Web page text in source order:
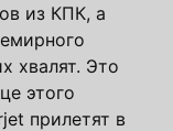
из КПК, а
хвалят. Это
этого
прилетят в